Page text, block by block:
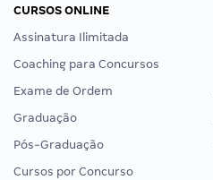
CURSOS ONLINE
Assinatura Ilimitada
Coaching para Concursos
Exame de Ordem
Graduação
Pós-Graduação
Cursos por Concurso